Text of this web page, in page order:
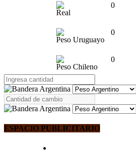
Real
0
Peso Uruguayo
0
Peso Chileno
0
ESPACIO PUBLICITARIO